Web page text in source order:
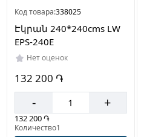
Код товара:338025
Էկրան 240*240cms LW
EPS-240E
Нет оценок
132 200 ֏
- +
132 200 ֏
Количество1